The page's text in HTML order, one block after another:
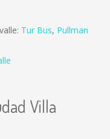
Tur Bus, Pullman
Villa